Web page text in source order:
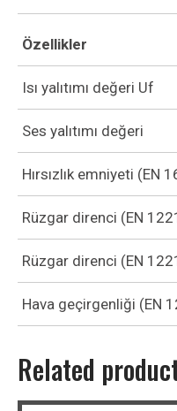
Özellikler
Isı yalıtımı değeri Uf
Ses yalıtımı değeri
Hırsızlık emniyeti (EN
Rüzgar direnci (EN
Rüzgar direnci (EN
Hava geçirgenliği (EN
Related